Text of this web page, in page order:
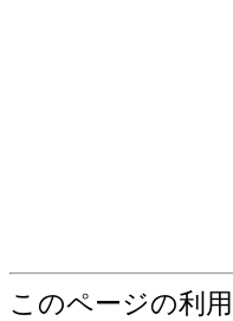
このページの利